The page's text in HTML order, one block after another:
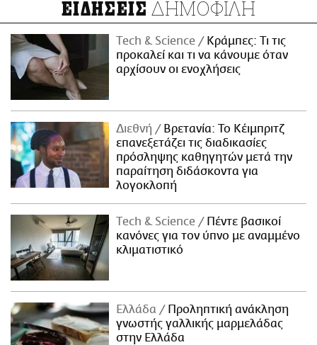
ΕΙΔΗΣΕΙΣ ΔΗΜΟΦΙΛΗ
Τech & Science
Κράμπες: Τι τις
προκαλεί και τι να κάνουμε όταν
αρχίσουν οι ενοχλήσεις
Διεθνή
Βρετανία: Το Κέιμπριτζ
επανεξετάζει τις διαδικασίες
πρόσληψης καθηγητών μετά την
παραίτηση διδάσκοντα για
λογοκλοπή
Τech & Science
Πέντε βασικοί
κανόνες για τον ύπνο με αναμμένο
κλιματιστικό
Ελλάδα
Προληπτική ανάκληση
γνωστής γαλλικής μαρμελάδας
στην Ελλάδα